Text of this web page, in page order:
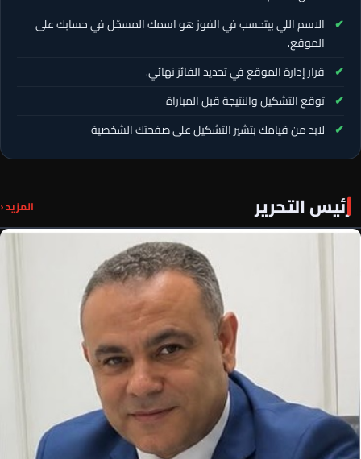
الاسم اللي بيتحسب في الفوز هو اسمك المسجّل في حسابك على
الموقع.
قرار إدارة الموقع في تحديد الفائز نهائي.
توقع التشكيل والنتيجة قبل المباراة
لابد من قيامك بتشير التشكيل على صفحتك الشخصية
رئيس التحرير المزيد ‹